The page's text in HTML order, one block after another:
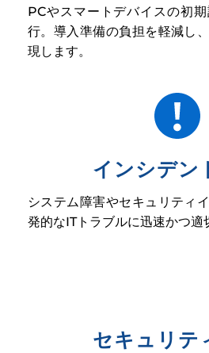
PCやスマートデバイスの初
行。導入準備の負担を軽減し
現します。
インシデン
システム障害やセキュリティ
発的なITトラブルに迅速かつ適
セキュリテ